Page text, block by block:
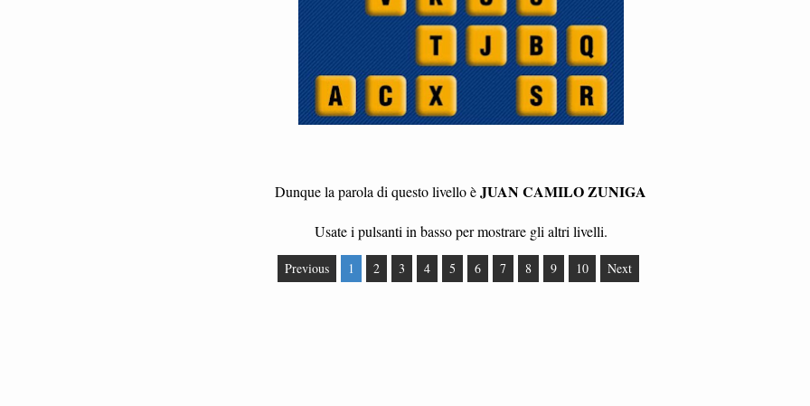
Dunque la parola di questo livello èJUAN CAMILO ZUNIGA
Usate i pulsanti in basso per mostrare gli altri livelli.
Previous 1 2 3 4 5 6 7 8 9 10 Next